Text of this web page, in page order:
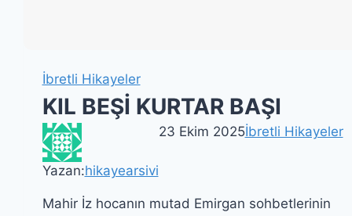
İbretli Hikayeler
KIL BEŞİ KURTAR BAŞI
Yazan:hikayearsivi
23 Ekim 2025İbretli Hikayeler
Mahir İz hocanın mutad Emirgan sohbetlerinin